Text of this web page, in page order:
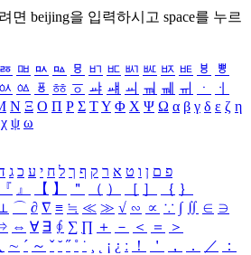
면 beijing을 입력하시고 space를 누르
ㅭ ㅮ ㅯ ㅰ ㅱ ㅲ ㅳ ㅴ ㅵ ㅶ ㅷ ㅸ
ㅹ
ㆂ ㆃ ㆄ ㆅ ㆆ ㆇ ㆈ ㆉ ㆊ ㆋ ㆌ ㆍ
ㆎ
Ν Ξ Ο Π Ρ Σ ΤΥ Φ Χ Ψ Ω α β γ δ ε ζ η
χ ψ ω
פ ם ן ו ט א ר ק ף ך ל ח י ע כ ג
『 』 【 】 ＂ （ ） ［ ］ ｛ ｝
⊥ ⌒ ∂ ∇ ≡ ≒ ≪ ≫ √ ∽ ∝ ∵ ∫ ∬ ∈ ∋
⇔ ∀ ∃ ∮ ∑ ∏ ＋ － ＜ ＝
＞
∼ ´ ～ ˇ ˘ ˝ ˚ ˙ ¸ ¡ ¿ ː ！ ＇ ， ． ／
：